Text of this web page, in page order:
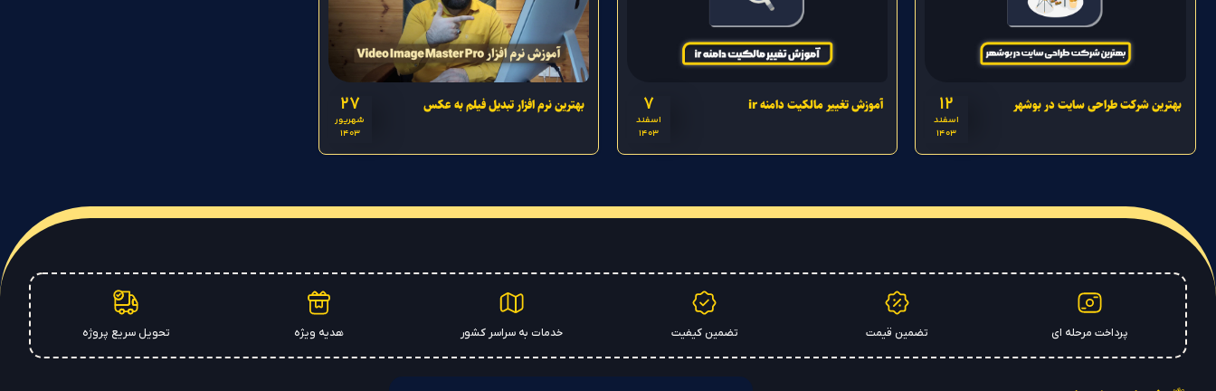
12
اسفند
1403
بهترین شرکت طراحی سایت در بوشهر 7
اسفند
1403
آموزش تغییر مالکیت دامنه ir 27
شهریور
1403
بهترین نرم افزار تبدیل فیلم به عکس
پرداخت مرحله ای تضمین قیمت تضمین کیفیت خدمات به سراسر کشور هدیه ویژه تحویل سریع پروژه